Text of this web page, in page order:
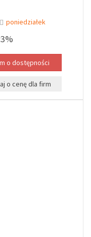
poniedziałek
o cenę dla firm